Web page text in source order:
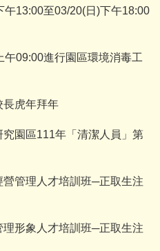
午13:00至03/20(日)下午18:00
午09:00進行園區環境消毒工
虎年拜年
究園區111年「清潔人員」第
營管理人才培訓班─正取生注
理形象人才培訓班─正取生注